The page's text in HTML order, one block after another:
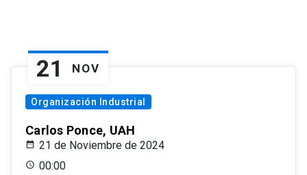
21 NOV
Organización Industrial
Carlos Ponce, UAH
21 de Noviembre de 2024
00:00